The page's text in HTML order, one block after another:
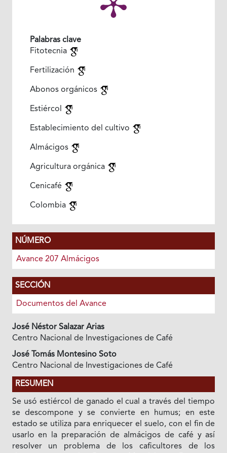
Palabras clave
Fitotecnia
Fertilización
Abonos orgánicos
Estiércol
Establecimiento del cultivo
Almácigos
Agricultura orgánica
Cenicafé
Colombia
NÚMERO
Avance 207 Almácigos
SECCIÓN
Documentos del Avance
José Néstor Salazar Arias
Centro Nacional de Investigaciones de Café
José Tomás Montesino Soto
Centro Nacional de Investigaciones de Café
RESUMEN
Se usó estiércol de ganado el cual a través del tiempo
se descompone y se convierte en humus; en este
estado se utiliza para enriquecer el suelo, con el fin de
usarlo en la preparación de almácigos de café y así
resolver un problema de los caficultores de los